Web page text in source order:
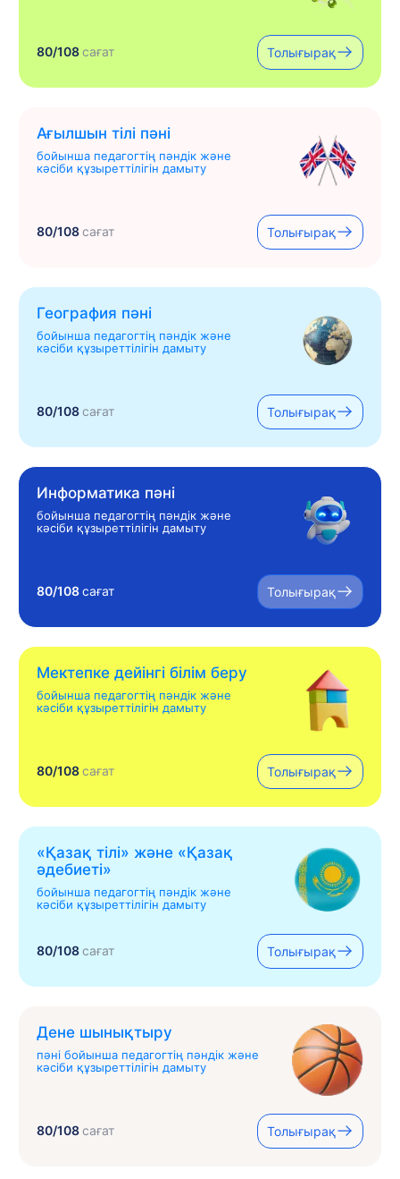
80/108сағат Толығырақ
Ағылшын тілі пәні
бойынша педагогтің пәндік және
кәсіби құзыреттілігін дамыту
80/108сағат Толығырақ
География пәні
бойынша педагогтің пәндік және
кәсіби құзыреттілігін дамыту
80/108сағат Толығырақ
Информатика пәні
бойынша педагогтің пәндік және
кәсіби құзыреттілігін дамыту
80/108сағат Толығырақ
Мектепке дейінгі білім беру
бойынша педагогтің пәндік және
кәсіби құзыреттілігін дамыту
80/108сағат Толығырақ
«Қазақ тілі» жəне «Қазақ
əдебиеті»
бойынша педагогтің пәндік және
кәсіби құзыреттілігін дамыту
80/108сағат Толығырақ
Дене шынықтыру
пәні бойынша педагогтің пәндік және
кәсіби құзыреттілігін дамыту
80/108сағат Толығырақ